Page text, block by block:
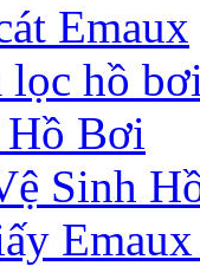
Emaux
hồ
Bơi
Sinh